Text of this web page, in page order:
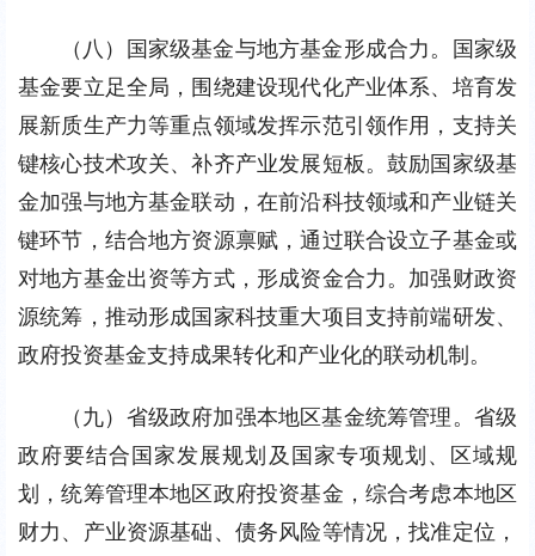
（八）国家级基金与地方基金形成合力。国家级
基金要立足全局，围绕建设现代化产业体系、培育发
展新质生产力等重点领域发挥示范引领作用，支持关
键核心技术攻关、补齐产业发展短板。鼓励国家级基
金加强与地方基金联动，在前沿科技领域和产业链关
键环节，结合地方资源禀赋，通过联合设立子基金或
对地方基金出资等方式，形成资金合力。加强财政资
源统筹，推动形成国家科技重大项目支持前端研发、
政府投资基金支持成果转化和产业化的联动机制。
（九）省级政府加强本地区基金统筹管理。省级
政府要结合国家发展规划及国家专项规划、区域规
划，统筹管理本地区政府投资基金，综合考虑本地区
财力、产业资源基础、债务风险等情况，找准定位，